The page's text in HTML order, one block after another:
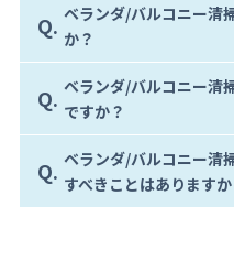
Q. ベランダ/バルコニー清
か？
Q. ベランダ/バルコニー清
ですか？
Q. ベランダ/バルコニー清
すべきことはありますか